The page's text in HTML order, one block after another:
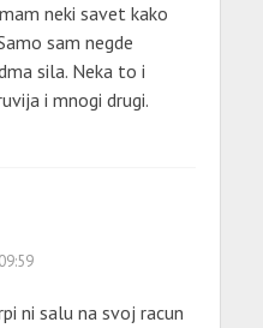
neki savet kako
sam negde
sila. Neka to i
i mnogi drugi.
ni salu na svoj racun